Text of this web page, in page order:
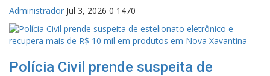
Administrador Jul 3, 2026 0 1470
Polícia Civil prende suspeita de